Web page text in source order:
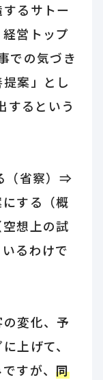
るサトー
営トップ
での気づき
案」とし
するという
（省察）⇒
する（概
想上の試
るわけで
変化、予
上げて、
すが、同